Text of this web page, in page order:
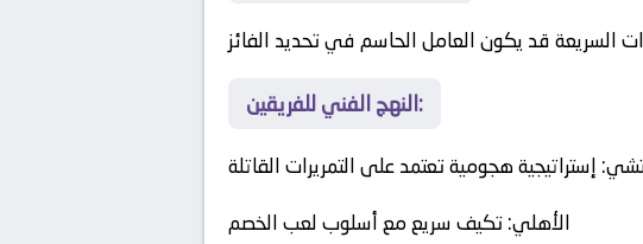
السريعة قد يكون العامل الحاسم في تحديد الفائز
النهج الفني للفريقين:
: إستراتيجية هجومية تعتمد على التمريرات القاتلة
الأهلي: تكيف سريع مع أسلوب لعب الخصم